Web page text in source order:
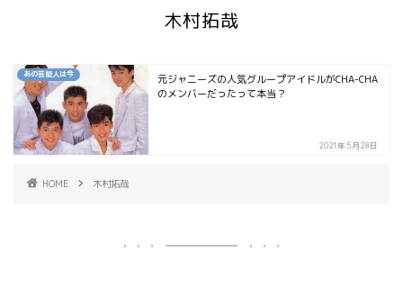
木村拓哉
あの芸能人は今
元ジャニーズの人気グループアイドルがCHA-CHA
のメンバーだったって本当？
2021年5月28日
HOME 木村拓哉